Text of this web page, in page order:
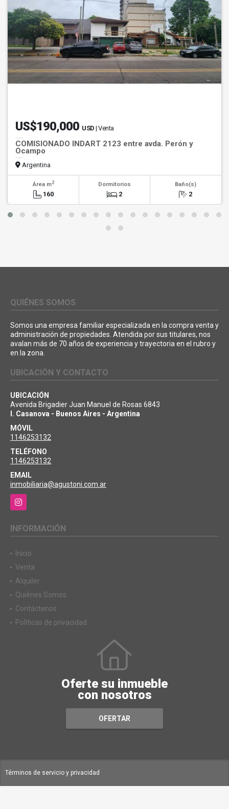
US$190,000 USD | Venta
COMISIONADO INDART 2123 entre avda. Perón y
Ocampo
Argentina
Área m2
160
Dormitorios
2
Baño(s)
2
QUIÉNES SOMOS
Somos una empresa familiar especializada en la compra venta y
administración de propiedades. Atendida por sus titulares, nos
avalan más de 70 años de experiencia y trayectoria en el rubro y
en la zona.
UBICACIÓN Y CONTACTO
UBICACIÓN
Avenida Brigadier Juan Manuel de Rosas 6843
I. Casanova - Buenos Aires - Argentina
MÓVIL
1146253132
TELÉFONO
1146253132
EMAIL
inmobiliaria@agustoni.com.ar
Instagram
INFORMACIÓN
Inicio
Venta
Alquiler
Quiénes Somos
Contáctenos
Políticas de privacidad
Oferte su inmueble
con nosotros
OFERTAR
Términos de servicio y privacidad